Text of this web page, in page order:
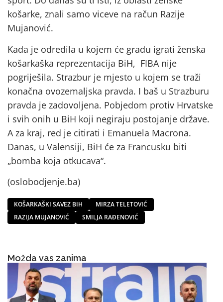
košarke, znali samo viceve na račun Razije
Mujanović.
Kada je odredila u kojem će gradu igrati ženska
košarkaška reprezentacija BiH, FIBA nije
pogriješila. Strazbur je mjesto u kojem se traži
konačna ovozemaljska pravda. I baš u Strazburu
pravda je zadovoljena. Pobjedom protiv Hrvatske
i svih onih u BiH koji negiraju postojanje države.
A za kraj, red je citirati i Emanuela Macrona.
Danas, u Valensiji, BiH će za Francusku biti
„bomba koja otkucava“.
(oslobodjenje.ba)
KOŠARKAŠKI SAVEZ BIH
MIRZA TELETOVIĆ
RAZIJA MUJANOVIĆ
SMILJA RAĐENOVIĆ
Možda vas zanima